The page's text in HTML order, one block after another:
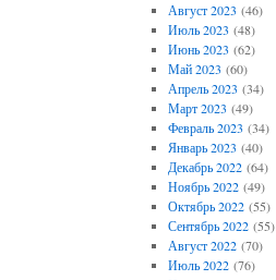
Август 2023 (46)
Июль 2023 (48)
Июнь 2023 (62)
Май 2023 (60)
Апрель 2023 (34)
Март 2023 (49)
Февраль 2023 (34)
Январь 2023 (40)
Декабрь 2022(64)
Ноябрь 2022(49)
Октябрь 2022(55)
Сентябрь 2022(55)
Август 2022(70)
Июль 2022(76)